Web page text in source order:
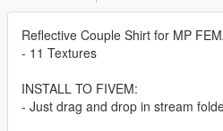
Reflective Couple Shirt for MP
- 11 Textures
INSTALL TO FIVEM:
- Just drag and drop in stream